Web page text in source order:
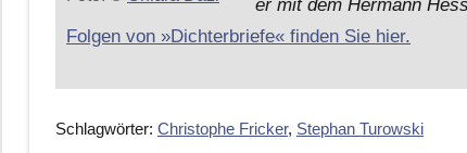
er mit dem Hermann
Folgen von »Dichterbriefe« finden Sie hier.
Schlagwörter: Christophe Fricker, Stephan Turowski